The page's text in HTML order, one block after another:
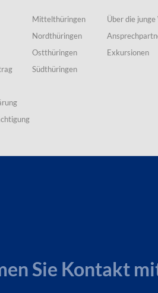
Mittelthüringen
Nordthüringen
Ostthüringen
Südthüringen
Über die junge
Exkursionen
Sie Kontakt